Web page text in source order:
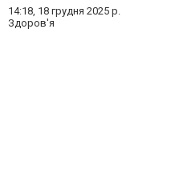
14:18, 18 грудня 2025 р.
Здоров'я